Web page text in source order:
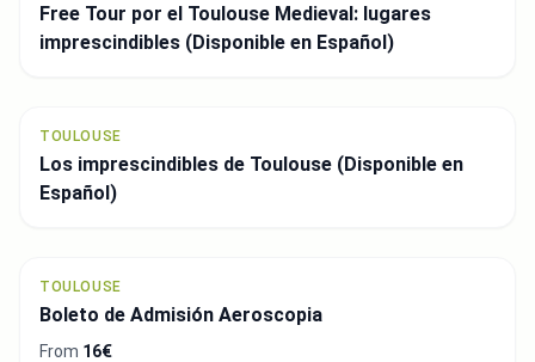
Free Tour por el Toulouse Medieval: lugares
imprescindibles (Disponible en Español)
TOULOUSE
Los imprescindibles de Toulouse (Disponible en
Español)
TOULOUSE
Boleto de Admisión Aeroscopia
From 16€